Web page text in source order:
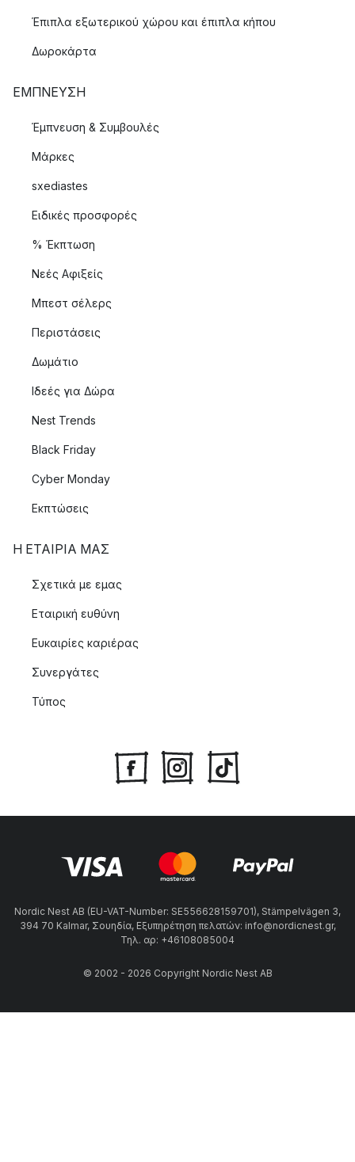
Έπιπλα εξωτερικού χώρου και έπιπλα κήπου
Δωροκάρτα
ΈΜΠΝΕΥΣΗ
Έμπνευση & Συμβουλές
Μάρκες
sxediastes
Ειδικές προσφορές
% Έκπτωση
Νεές Αφιξείς
Μπεστ σέλερς
Περιστάσεις
Δωμάτιο
Ιδεές για Δώρα
Nest Trends
Black Friday
Cyber Monday
Εκπτώσεις
Η ΕΤΑΊΡΙΑ ΜΑΣ
Σχετικά με εμας
Εταιρική ευθύνη
Ευκαιρίες καριέρας
Συνεργάτες
Τύπος
Nordic Nest AB (EU-VAT-Number: SE556628159701), Stämpelvägen 3,
394 70 Kalmar, Σουηδία, Εξυπηρέτηση πελατών: info@nordicnest.gr,
Τηλ. αρ: +46108085004
© 2002 - 2026 Copyright Nordic Nest AB